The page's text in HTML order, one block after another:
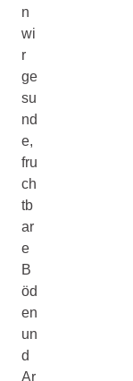
n
wi
r
ge
su
nd
e,
fru
ch
tb
ar
e
B
öd
en
un
d
Ar